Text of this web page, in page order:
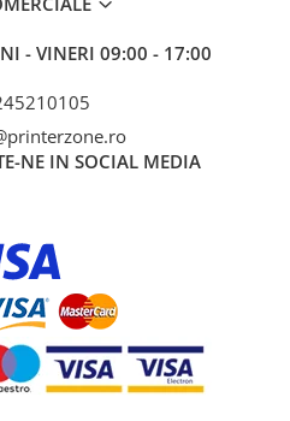
- VINERI 09:00 - 17:00
NE IN SOCIAL MEDIA